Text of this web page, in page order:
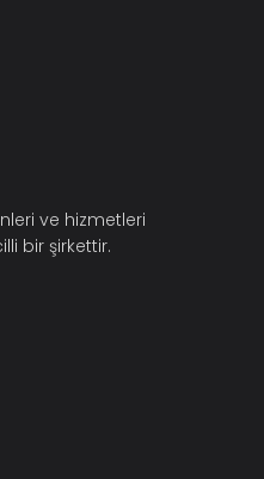
ve hizmetleri
bir şirkettir.